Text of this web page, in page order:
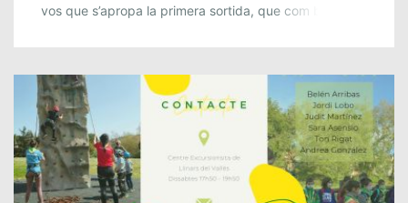
vos que s’apropa la primera sortida, que com bé